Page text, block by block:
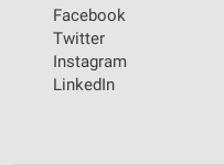
Facebook
Twitter
Instagram
LinkedIn